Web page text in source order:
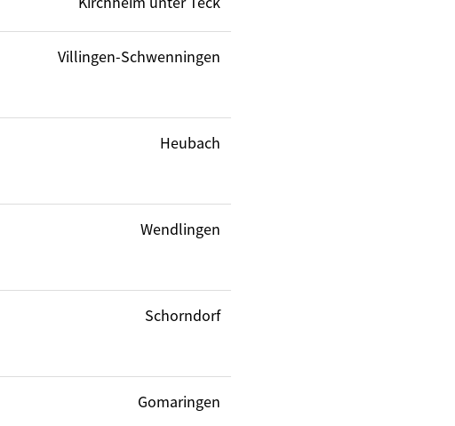
Villingen-Schwenningen
Heubach
Wendlingen
Schorndorf
Gomaringen